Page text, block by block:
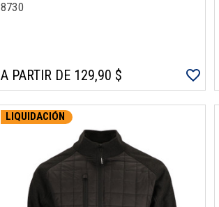
8730
A PARTIR DE 129,90 $
LIQUIDACIÓN